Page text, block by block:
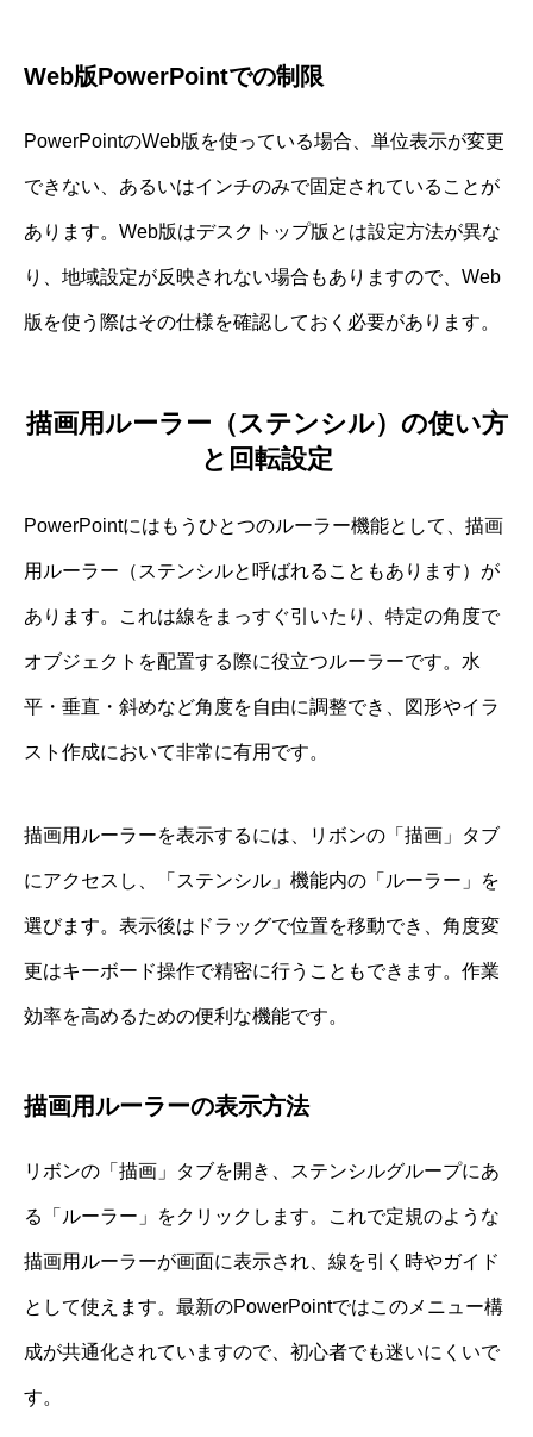
Web版PowerPointでの制限
PowerPointのWeb版を使っている場合、単位表示が変更
できない、あるいはインチのみで固定されていることが
あります。Web版はデスクトップ版とは設定方法が異な
り、地域設定が反映されない場合もありますので、Web
版を使う際はその仕様を確認しておく必要があります。
描画用ルーラー（ステンシル）の使い方
と回転設定
PowerPointにはもうひとつのルーラー機能として、描画
用ルーラー（ステンシルと呼ばれることもあります）が
あります。これは線をまっすぐ引いたり、特定の角度で
オブジェクトを配置する際に役立つルーラーです。水
平・垂直・斜めなど角度を自由に調整でき、図形やイラ
スト作成において非常に有用です。
描画用ルーラーを表示するには、リボンの「描画」タブ
にアクセスし、「ステンシル」機能内の「ルーラー」を
選びます。表示後はドラッグで位置を移動でき、角度変
更はキーボード操作で精密に行うこともできます。作業
効率を高めるための便利な機能です。
描画用ルーラーの表示方法
リボンの「描画」タブを開き、ステンシルグループにあ
る「ルーラー」をクリックします。これで定規のような
描画用ルーラーが画面に表示され、線を引く時やガイド
として使えます。最新のPowerPointではこのメニュー構
成が共通化されていますので、初心者でも迷いにくいで
す。